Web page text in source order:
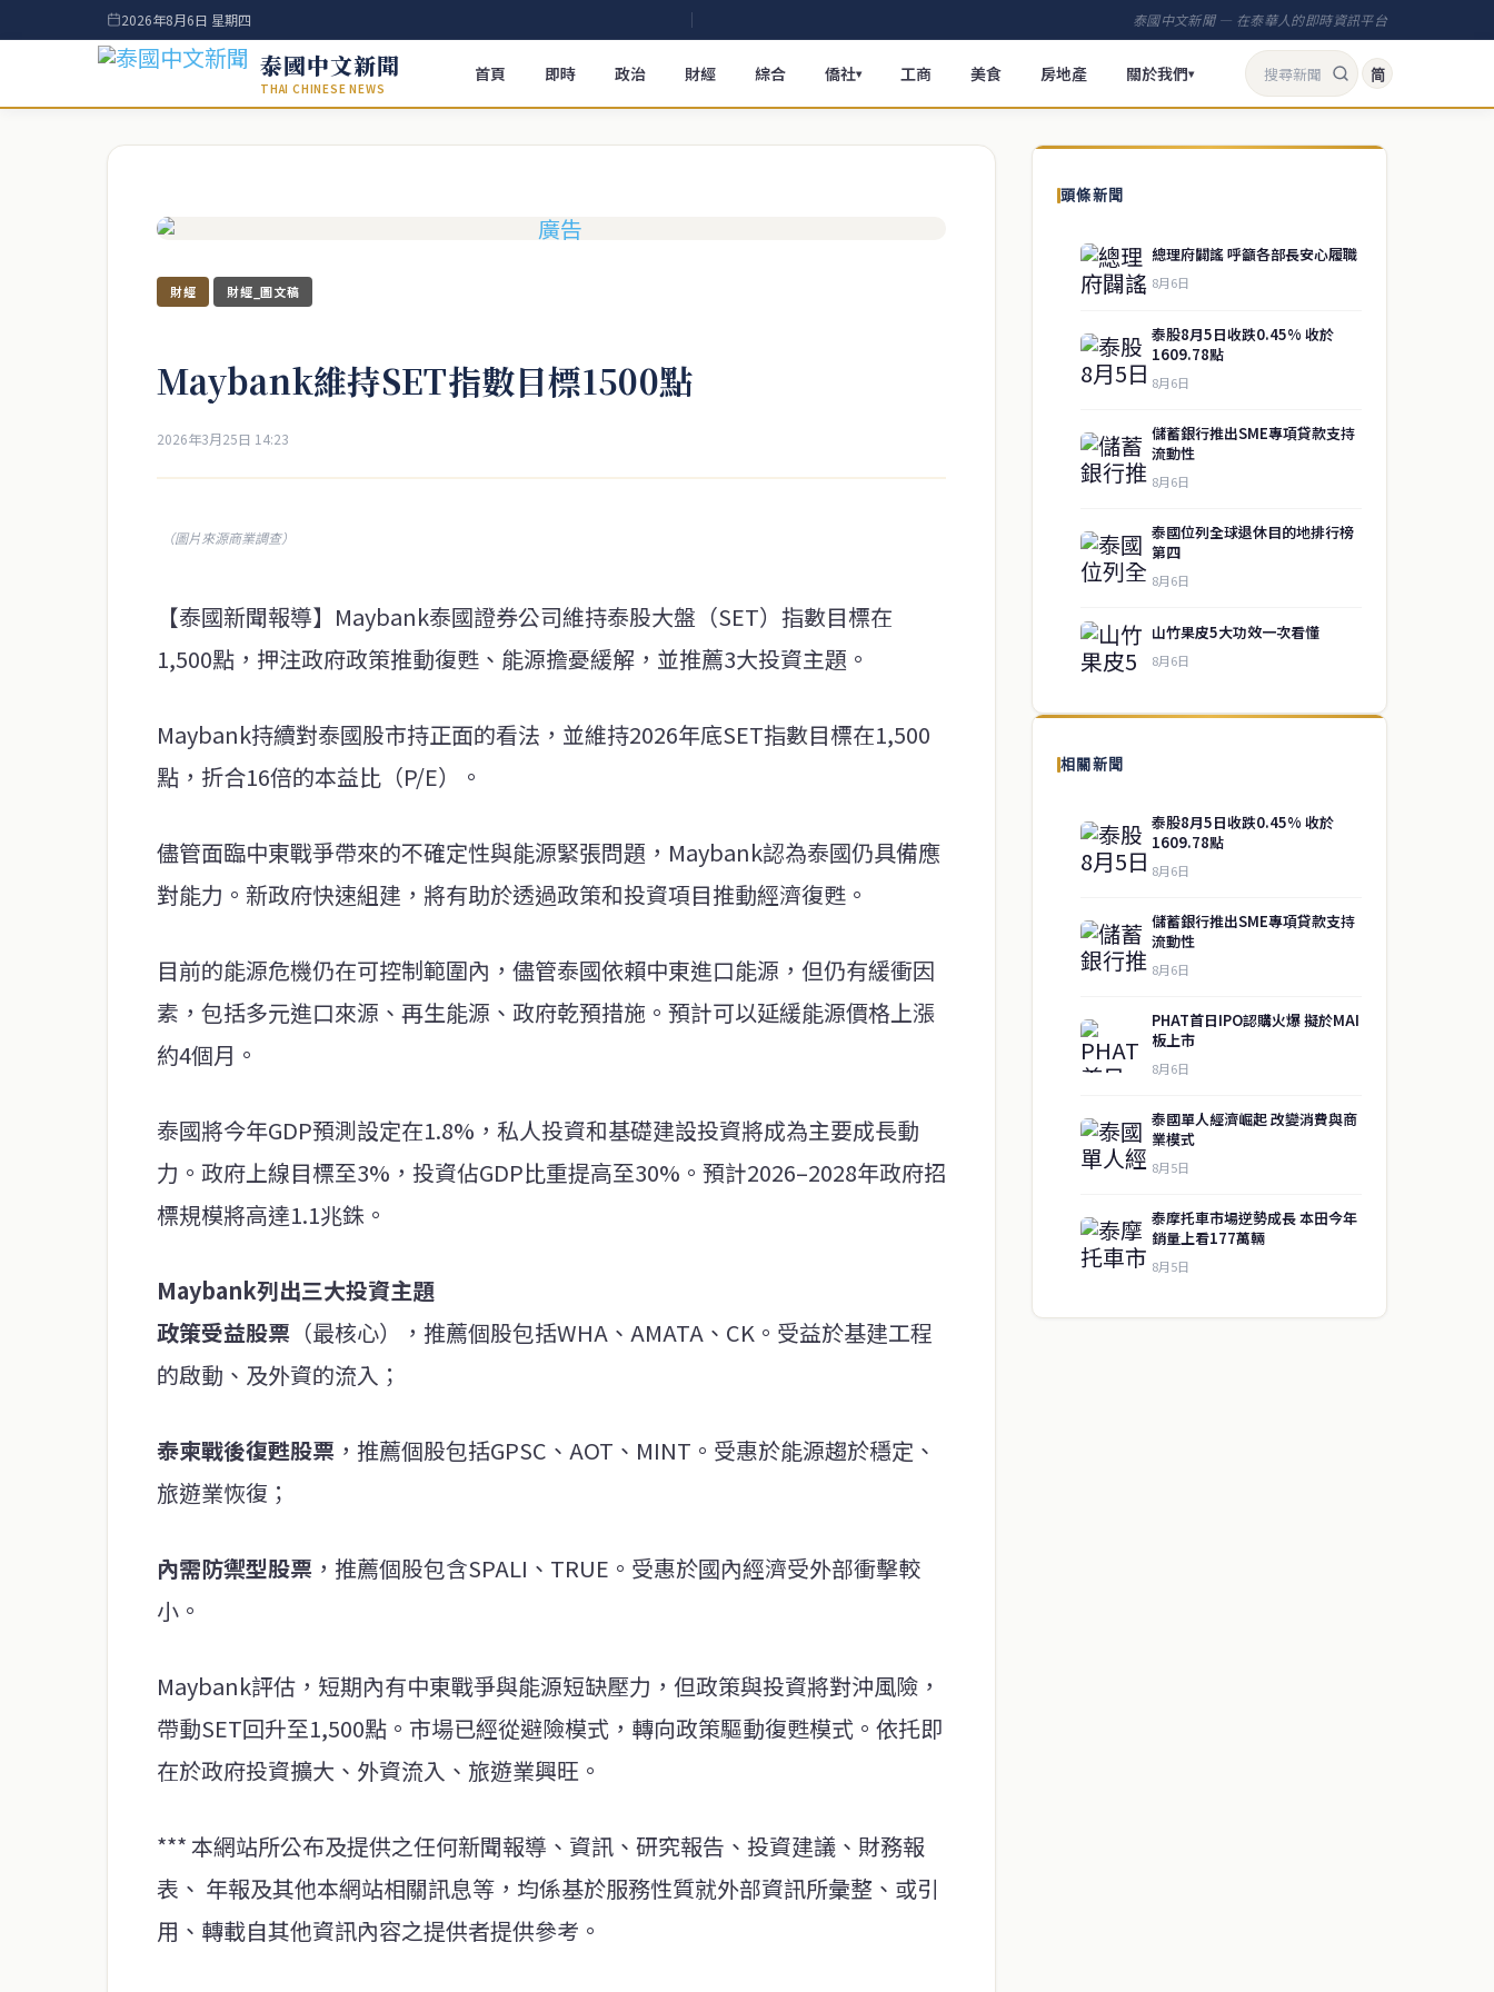
2026年8月6日 星期四 泰國中文新聞 — 在泰華人的即時資訊平台
泰國中文新聞
THAI CHINESE NEWS
首頁 即時 政治 財經 綜合 僑社▾ 工商 美食 房地產 關於我們▾ 简
財經 財經_圖文稿
Maybank維持SET指數目標1500點
2026年3月25日 14:23
（圖片來源商業調查）
【泰國新聞報導】Maybank泰國證券公司維持泰股大盤（SET）指數目標在
1,500點，押注政府政策推動復甦、能源擔憂緩解，並推薦3大投資主題。
Maybank持續對泰國股市持正面的看法，並維持2026年底SET指數目標在1,500
點，折合16倍的本益比（P/E）。
儘管面臨中東戰爭帶來的不確定性與能源緊張問題，Maybank認為泰國仍具備應
對能力。新政府快速組建，將有助於透過政策和投資項目推動經濟復甦。
目前的能源危機仍在可控制範圍內，儘管泰國依賴中東進口能源，但仍有緩衝因
素，包括多元進口來源、再生能源、政府乾預措施。預計可以延緩能源價格上漲
約4個月。
泰國將今年GDP預測設定在1.8%，私人投資和基礎建設投資將成為主要成長動
力。政府上線目標至3%，投資佔GDP比重提高至30%。預計2026–2028年政府招
標規模將高達1.1兆銖。
Maybank列出三大投資主題
政策受益股票 （最核心），推薦個股包括WHA、AMATA、CK。受益於基建工程
的啟動、及外資的流入；
泰柬戰後復甦股票 ，推薦個股包括GPSC、AOT、MINT。受惠於能源趨於穩定、
旅遊業恢復；
內需防禦型股票 ，推薦個股包含SPALI、TRUE。受惠於國內經濟受外部衝擊較
小。
Maybank評估，短期內有中東戰爭與能源短缺壓力，但政策與投資將對沖風險，
帶動SET回升至1,500點。市場已經從避險模式，轉向政策驅動復甦模式。依托即
在於政府投資擴大、外資流入、旅遊業興旺。
*** 本網站所公布及提供之任何新聞報導、資訊、研究報告、投資建議、財務報
表、 年報及其他本網站相關訊息等，均係基於服務性質就外部資訊所彙整、或引
用、轉載自其他資訊內容之提供者提供參考。
頭條新聞
總理府闢謠 呼籲各部長安心履職
8月6日
泰股8月5日收跌0.45% 收於
1609.78點
8月6日
儲蓄銀行推出SME專項貸款支持
流動性
8月6日
泰國位列全球退休目的地排行榜
第四
8月6日
山竹果皮5大功效一次看懂
8月6日
相關新聞
泰股8月5日收跌0.45% 收於
1609.78點
8月6日
儲蓄銀行推出SME專項貸款支持
流動性
8月6日
PHAT首日IPO認購火爆 擬於MAI
板上市
8月6日
泰國單人經濟崛起 改變消費與商
業模式
8月5日
泰摩托車市場逆勢成長 本田今年
銷量上看177萬輛
8月5日